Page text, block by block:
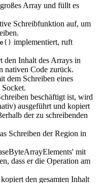
Array und füllt es
Schreibfunktion auf, um
implementiert, ruft
den Inhalt des Arrays in
nativen Code zurück.
dem Schreiben eines
beschäftigt ist, wird
ausgeführt und kopiert
der zu schreibenden
Schreiben der Region in
mit
dass er die Operation am
den gesamten Inhalt